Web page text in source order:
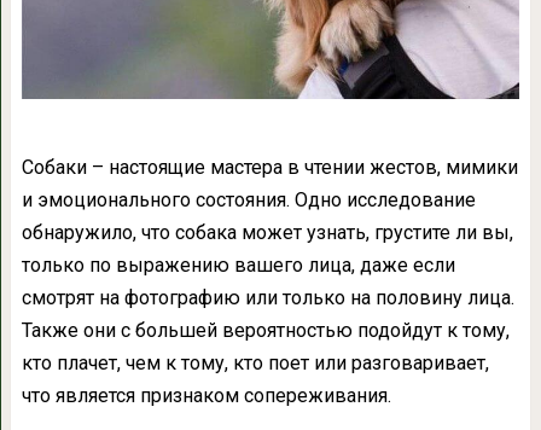
Собаки – настоящие мастера в чтении жестов, мимики
и эмоционального состояния. Одно исследование
обнаружило, что собака может узнать, грустите ли вы,
только по выражению вашего лица, даже если
смотрят на фотографию или только на половину лица.
Также они с большей вероятностью подойдут к тому,
кто плачет, чем к тому, кто поет или разговаривает,
что является признаком сопереживания.